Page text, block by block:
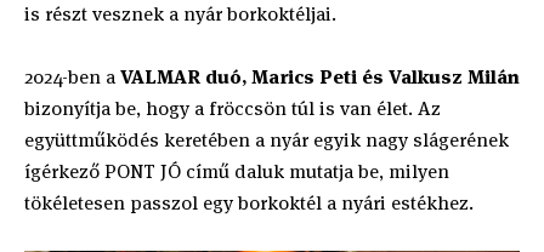
is részt vesznek a nyár borkoktéljai.
2024-ben aVALMAR duó, Marics Peti és Valkusz Milán
bizonyítja be, hogy a fröccsön túl is van élet. Az
együttműködés keretében a nyár egyik nagy slágerének
ígérkező PONT JÓ című daluk mutatja be, milyen
tökéletesen passzol egy borkoktél a nyári estékhez.